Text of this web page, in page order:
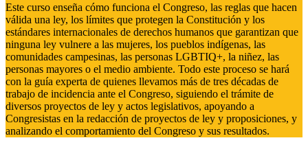
Este curso enseña cómo funciona el Congreso, las reglas que hacen
válida una ley, los límites que protegen la Constitución y los
estándares internacionales de derechos humanos que garantizan que
ninguna ley vulnere a las mujeres, los pueblos indígenas, las
comunidades campesinas, las personas LGBTIQ+, la niñez, las
personas mayores o el medio ambiente. Todo este proceso se hará
con la guía experta de quienes llevamos más de tres décadas de
trabajo de incidencia ante el Congreso, siguiendo el trámite de
diversos proyectos de ley y actos legislativos, apoyando a
Congresistas en la redacción de proyectos de ley y proposiciones, y
analizando el comportamiento del Congreso y sus resultados.